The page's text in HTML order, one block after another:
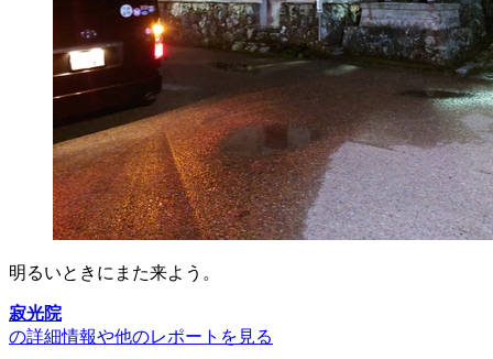
明るいときにまた来よう。
寂光院
の詳細情報や他のレポートを見る